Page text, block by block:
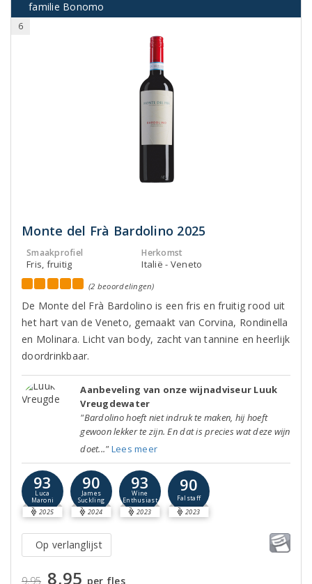
familie Bonomo
6
Monte del Frà Bardolino 2025
Smaakprofiel
Fris, fruitig
Herkomst
Italië - Veneto
(2 beoordelingen)
De Monte del Frà Bardolino is een fris en fruitig rood uit
het hart van de Veneto, gemaakt van Corvina, Rondinella
en Molinara. Licht van body, zacht van tannine en heerlijk
doordrinkbaar.
Aanbeveling van onze wijnadviseur Luuk
Vreugdewater
"Bardolino hoeft niet indruk te maken, hij hoeft
gewoon lekker te zijn. En dat is precies wat deze wijn
doet..." Lees meer
93
Luca
Maroni
2025
90
James
Suckling
2024
93
Wine
Enthusiast
2023
90
Falstaff
2023
Op verlanglijst
9,95 8,95 per fles